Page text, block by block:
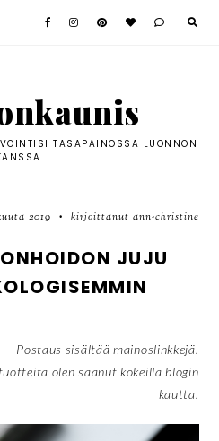
TASAPAINOSSA LUONNON
2019 • kirjoittanut ann-christine
JUJU
Postaus sisältää mainoslinkkejä.
olen saanut kokeilla blogin
kautta.